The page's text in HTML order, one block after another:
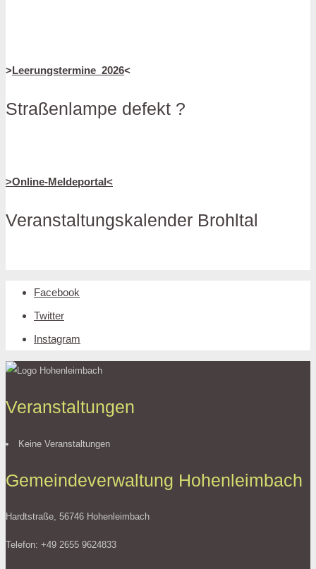
>Leerungstermine_2026<
Straßenlampe defekt ?
>Online-Meldeportal<
Veranstaltungskalender Brohltal
Facebook
Twitter
Instagram
Veranstaltungen
Keine Veranstaltungen
Gemeindeverwaltung Hohenleimbach
Hardtstraße, 56746 Hohenleimbach
Telefon: +49 2655 9624833